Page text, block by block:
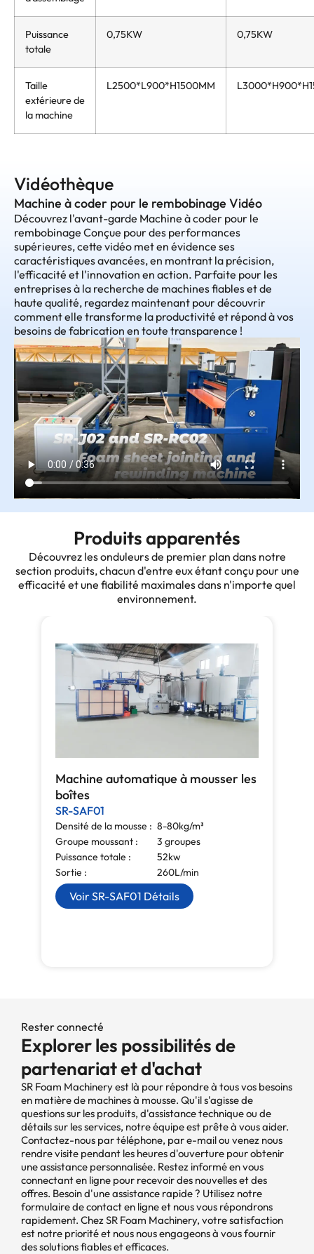
Puissance
totale
0,75KW 0,75KW
Taille
extérieure de
la machine
L2500*L900*H1500MM
Vidéothèque
Machine à coder pour le rembobinage Vidéo
Découvrez l'avant-garde Machine à coder pour le
rembobinage Conçue pour des performances
supérieures, cette vidéo met en évidence ses
caractéristiques avancées, en montrant la précision,
l'efficacité et l'innovation en action. Parfaite pour les
entreprises à la recherche de machines fiables et de
haute qualité, regardez maintenant pour découvrir
comment elle transforme la productivité et répond à vos
besoins de fabrication en toute transparence !
Produits apparentés
Découvrez les onduleurs de premier plan dans notre
section produits, chacun d'entre eux étant conçu pour une
efficacité et une fiabilité maximales dans n'importe quel
environnement.
Machine automatique à mousser les
boîtes
SR-SAF01
Densité de la mousse : 8-80kg/m³
Groupe moussant :
3 groupes
Puissance totale :
52kw
Sortie :
260L/min
Voir SR-SAF01 Détails
Rester connecté
Explorer les possibilités de
partenariat et d'achat
SR Foam Machinery est là pour répondre à tous vos besoins
en matière de machines à mousse. Qu'il s'agisse de
questions sur les produits, d'assistance technique ou de
détails sur les services, notre équipe est prête à vous aider.
Contactez-nous par téléphone, par e-mail ou venez nous
rendre visite pendant les heures d'ouverture pour obtenir
une assistance personnalisée. Restez informé en vous
connectant en ligne pour recevoir des nouvelles et des
offres. Besoin d'une assistance rapide ? Utilisez notre
formulaire de contact en ligne et nous vous répondrons
rapidement. Chez SR Foam Machinery, votre satisfaction
est notre priorité et nous nous engageons à vous fournir
des solutions fiables et efficaces.